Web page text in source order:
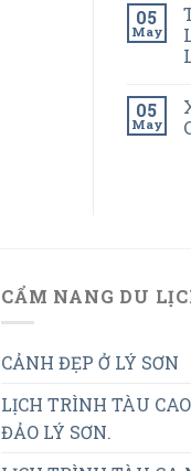
05
May
05
May
CẨM NANG DU
CẢNH ĐẸP Ở LÝ SƠN
LỊCH TRÌNH TÀU
ĐẢO LÝ SƠN.